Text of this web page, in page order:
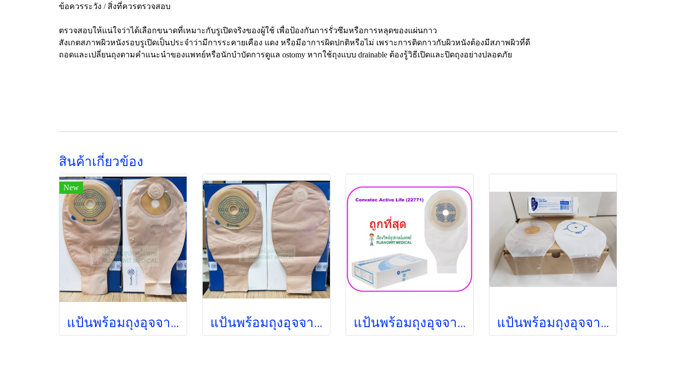
ข้อควรระวัง / สิ่งที่ควรตรวจสอบ
ตรวจสอบให้แน่ใจว่าได้เลือกขนาดที่เหมาะกับรูเปิดจริงของผู้ใช้ เพื่อป้องกันการรั่วซึมหรือการหลุดของแผ่นกาว
สังเกตสภาพผิวหนังรอบรูเปิดเป็นประจำว่ามีการระคายเคือง แดง หรือมีอาการผิดปกติหรือไม่ เพราะการติดกาวกับผิวหนังต้องมีสภาพผิวที่ดี
ถอดและเปลี่ยนถุงตามคำแนะนำของแพทย์หรือนักบำบัดการดูแล ostomy หากใช้ถุงแบบ drainable ต้องรู้วิธีเปิดและปิดถุงอย่างปลอดภัย
สินค้าเกี่ยวข้อง
New
แป้นพร้อมถุงอุจจาระ Convatec Esteem Plus 20-70 มม. สีใส เกรดพรีเมี่ยม (421848) แป้นพร้อมถุงอุจจาระ Convatec Esteem Plus 20-70 มม. สีขุ่น เกรดพรีเมี่ยม (421838) แป้นพร้อมถุงอุจจาระใส Convatec Active Life 19-64 มม. (22771) (1 ชิ้น) แป้นพร้อมถุงอุจจาระปลายเปิด Convatec Little Ones (รหัส 020922)